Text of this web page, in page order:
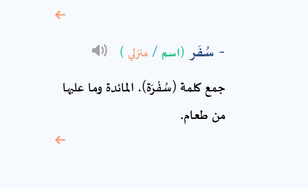
سُفَر (اسم / منزلي )
جمع كلمة (سُفْرَة)، المائدة وما عليها
من طعام.
required fields